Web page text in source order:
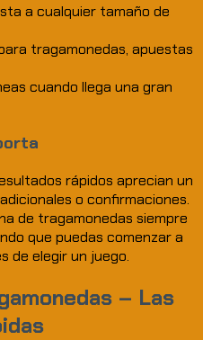
a cualquier tamaño de
tragamonedas, apuestas
cuando llega una gran
rápidos aprecian un
o confirmaciones.
de tragamonedas siempre
que puedas comenzar a
de elegir un juego.
– Las